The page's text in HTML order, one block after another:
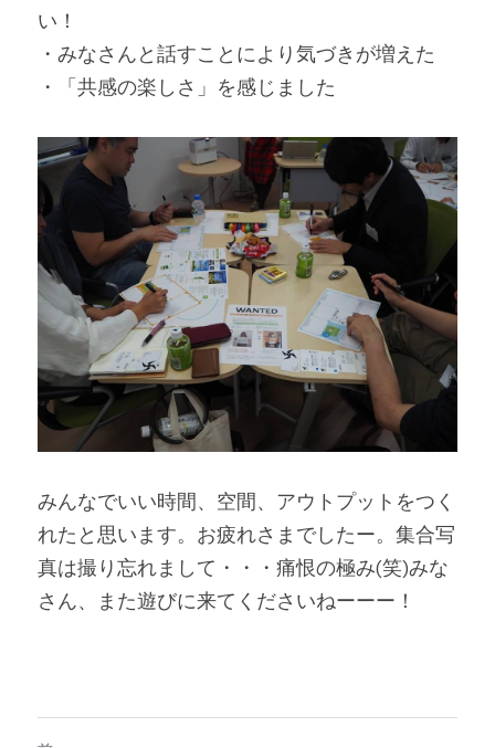
い！
・みなさんと話すことにより気づきが増えた
・「共感の楽しさ」を感じました
みんなでいい時間、空間、アウトプットをつく
れたと思います。お疲れさまでしたー。集合写
真は撮り忘れまして・・・痛恨の極み(笑)みな
さん、また遊びに来てくださいねーーー！